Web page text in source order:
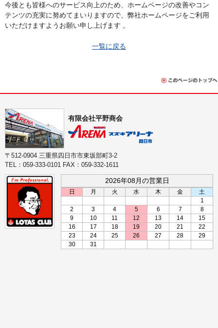
今後とも皆様へのサービス向上のため、ホームページの改善やコン
テンツの充実に努めてまいりますので、弊社ホームページをご利用
いただけますようお願い申し上げます 。
一覧に戻る
有限会社平野商会
〒512-0904 三重県四日市市東坂部町3-2
TEL：059-333-0101 FAX：059-332-1611
2026年08月の営業日
日 月 火 水 木 金
土
1
2
3 4 5 6 7
8
9
10 11 12 13 14
15
16
17 18 19 20 21
22
23
24 25 26 27 28
29
30
31